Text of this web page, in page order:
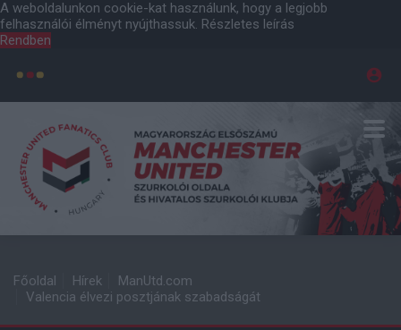
A weboldalunkon cookie-kat használunk, hogy a legjobb
felhasználói élményt nyújthassuk. Részletes leírás
Rendben
Főoldal Hírek
ManUtd.com
Valencia élvezi posztjának szabadságát